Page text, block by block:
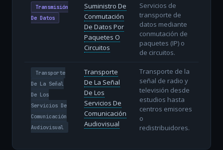
Transmisión
De Datos
Suministro De
Conmutación
De Datos Por
Paquetes O
Circuitos
Servicios de
transporte de
datos mediante
conmutación de
paquetes (IP) o
de circuitos.
Transporte
De La Señal
De Los
Servicios De
Comunicación
Audiovisual
Transporte
De La Señal
De Los
Servicios De
Comunicación
Audiovisual
Transporte de la
señal de radio y
televisión desde
estudios hasta
centros emisores
o
redistribuidores.